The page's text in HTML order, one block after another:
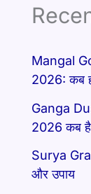
Mangal
2026: कब
Ganga
2026 कब
Surya
और उपाय